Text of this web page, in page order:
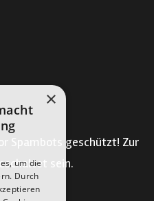
Spambots geschützt! Zur
sein.
×
um die
Durch